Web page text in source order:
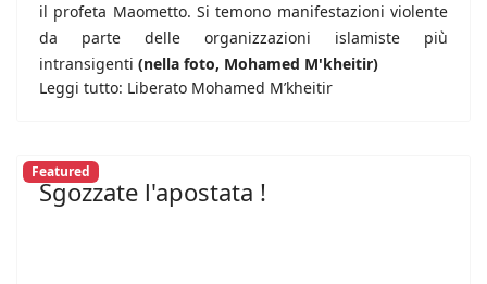
il profeta Maometto. Si temono manifestazioni violente
da parte delle organizzazioni islamiste più
intransigenti (nella foto, Mohamed M'kheitir)
Leggi tutto: Liberato Mohamed M’kheitir
Featured
Sgozzate l'apostata !